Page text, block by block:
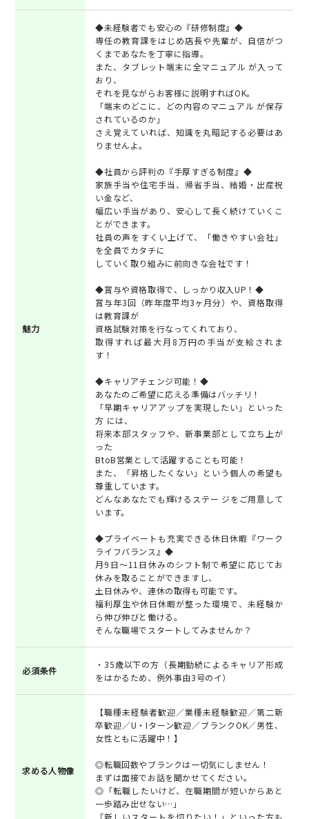
魅力
◆未経験者でも安心の『研修制度』◆
専任の教育課をはじめ店長や先輩が、自信がつ
くまであなたを丁寧に指導。
また、タブレット端末に全マニュアル が入って
おり、
それを見ながらお客様に説明すればOK。
「端末のどこに、どの内容のマニュアル が保存
されているのか」
さえ覚えていれば、知識を丸暗記する必要はあ
りませんよ。
◆社員から評判の『手厚すぎる制度』◆
家族手当や住宅手当、帰省手当、結婚・出産祝
い金など、
幅広い手当があり、安心して長く続けていくこ
とができます。
社員の声をすくい上げて、「働きやすい会社」
を全員でカタチに
していく取り組みに前向きな会社です！
◆賞与や資格取得で、しっかり収入UP！◆
賞与年3回（昨年度平均3ヶ月分）や、資格取得
は教育課が
資格試験対策を行なってくれており、
取得すれば最大月8万円の手当が支給されま
す！
◆キャリアチェンジ可能！◆
あなたのご希望に応える準備はバッチリ！
「早期キャリアアップを実現したい」といった
方 には、
将来本部スタッフや、新事業部として立ち上が
った
BtoB営業として活躍することも可能！
また、「昇格したくない」という個人の希望も
尊重しています。
どんなあなたでも輝けるステー ジをご用意して
います。
◆プライベートも充実できる休日休暇『ワーク
ライフバランス』◆
月9日～11日休みのシフト制で希望に応じてお
休みを取ることができますし、
土日休みや、連休の取得も可能です。
福利厚生や休日休暇が整った環境で、未経験か
ら伸び伸びと働ける。
そんな職場でスタートしてみませんか？
必須条件
・35歳以下の方（長期勤続によるキャリア形成
をはかるため、例外事由3号のイ）
求める人物像
【職種未経験者歓迎／業種未経験歓迎／第二新
卒歓迎／U・Iターン歓迎／ブランクOK／男性、
女性ともに活躍中！】
◎転職回数やブランクは一切気にしません！
まずは面接でお話を聞かせてください。
◎「転職したいけど、在職期間が短いからあと
一歩踏み出せない…」